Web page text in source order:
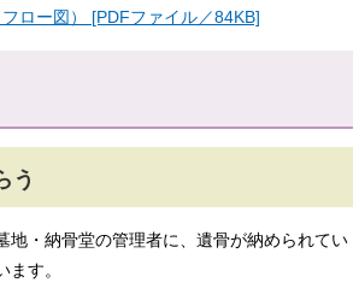
ロー図） [PDFファイル／84KB]
う
地・納骨堂の管理者に、遺骨が納められてい
す。